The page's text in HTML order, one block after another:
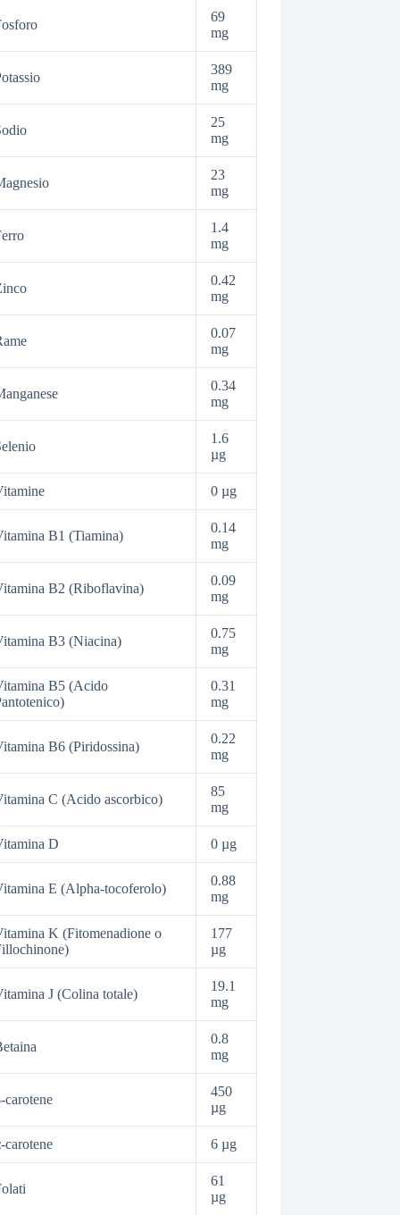
69
mg
389
mg
25
mg
23
mg
1.4
mg
0.42
mg
0.07
mg
0.34
mg
1.6
µg
0 µg
B1 (Tiamina)
0.14
mg
B2 (Riboflavina)
0.09
mg
B3 (Niacina)
0.75
mg
B5 (Acido
0.31
mg
B6 (Piridossina)
0.22
mg
C (Acido ascorbico)
85
mg
D 0 µg
E (Alpha-tocoferolo)
0.88
mg
K (Fitomenadione o
177
µg
J (Colina totale)
19.1
mg
0.8
mg
carotene
450
µg
carotene 6 µg
61
µg